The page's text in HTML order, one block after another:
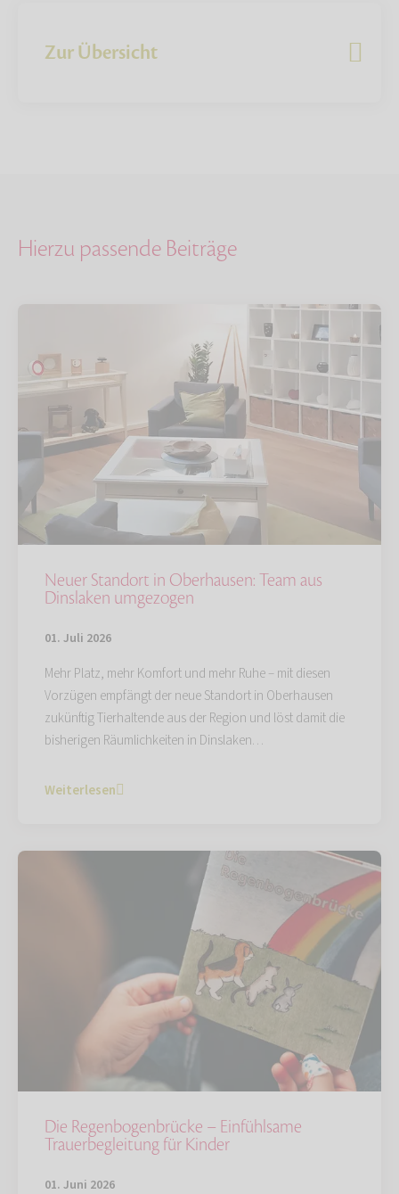
Zur Übersicht
Hierzu passende Beiträge
Neuer Standort in Oberhausen: Team aus
Dinslaken umgezogen
01. Juli 2026
Mehr Platz, mehr Komfort und mehr Ruhe – mit diesen
Vorzügen empfängt der neue Standort in Oberhausen
zukünftig Tierhaltende aus der Region und löst damit die
bisherigen Räumlichkeiten in Dinslaken…
Weiterlesen
Die Regenbogenbrücke – Einfühlsame
Trauerbegleitung für Kinder
01. Juni 2026